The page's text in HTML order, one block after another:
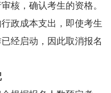
核，确认考生的资格。
政成本支出，即使考生
经启动，因此取消报名